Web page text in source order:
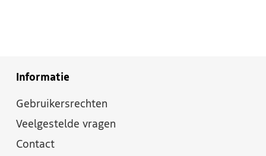
Informatie
Gebruikersrechten
Veelgestelde vragen
Contact